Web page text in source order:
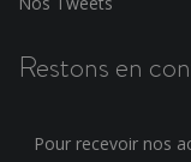
Restons en
Pour recevoir nos